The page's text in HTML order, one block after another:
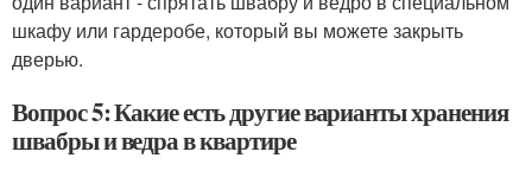
шкафу или гардеробе, который вы можете закрыть
дверью.
Вопрос 5: Какие есть другие варианты хранения
швабры и ведра в квартире